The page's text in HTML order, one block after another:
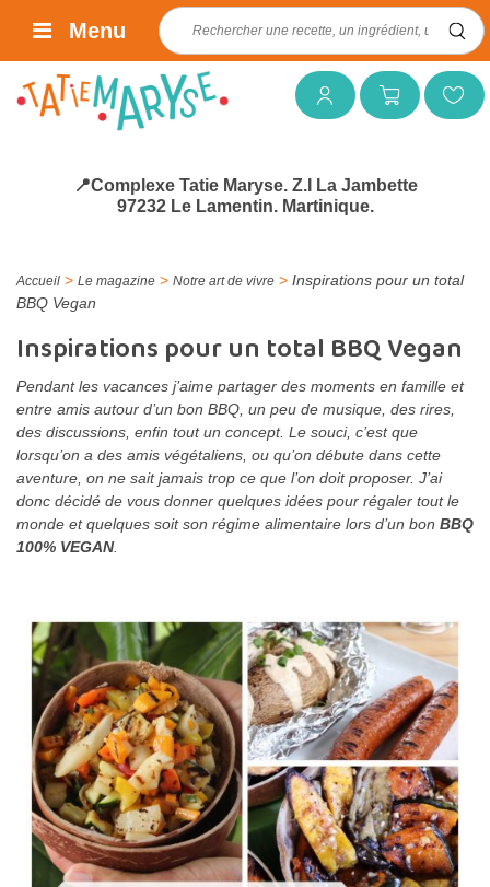
Mon compteMon panierMes favoris
Rechercher :
Menu
📍Complexe Tatie Maryse. Z.I La Jambette
97232 Le Lamentin. Martinique.
Accueil > Le magazine > Notre art de vivre > Inspirations pour un total
BBQ Vegan
Inspirations pour un total BBQ Vegan
Pendant les vacances j’aime partager des moments en famille et
entre amis autour d’un bon BBQ, un peu de musique, des rires,
des discussions, enfin tout un concept. Le souci, c’est que
lorsqu’on a des amis végétaliens, ou qu’on débute dans cette
aventure, on ne sait jamais trop ce que l’on doit proposer. J’ai
donc décidé de vous donner quelques idées pour régaler tout le
monde et quelques soit son régime alimentaire lors d’un bon BBQ
100% VEGAN.